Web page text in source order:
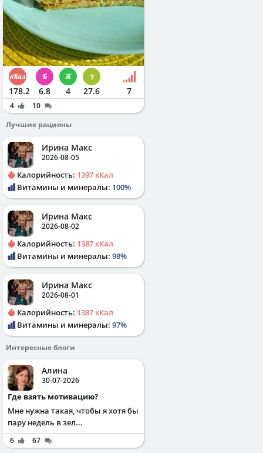
178.2 6.8 4 27.6 7
4
10
Лучшие рационы
Ирина Макс
2026-08-05
Калорийность: 1397 кКал
Витамины и минералы: 100%
Ирина Макс
2026-08-02
Калорийность: 1387 кКал
Витамины и минералы: 98%
Ирина Макс
2026-08-01
Калорийность: 1387 кКал
Витамины и минералы: 97%
Интересные блоги
Алина
30-07-2026
Где взять мотивацию?
Мне нужна такая, чтобы я хотя бы
пару недель в зел...
6 67